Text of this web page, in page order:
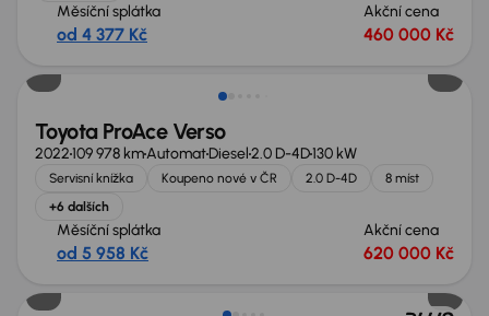
Měsíční splátka
od 4 377 Kč
Akční cena
460 000 Kč
Zlevněno o 80 000 Kč
Toyota ProAce Verso
2022109 978 kmAutomatDiesel2.0 D-4D130 kW
Servisní knížka Koupeno nové v ČR 2.0 D-4D
8 míst
+6 dalších
Měsíční splátka
od 5 958 Kč
Akční cena
620 000 Kč